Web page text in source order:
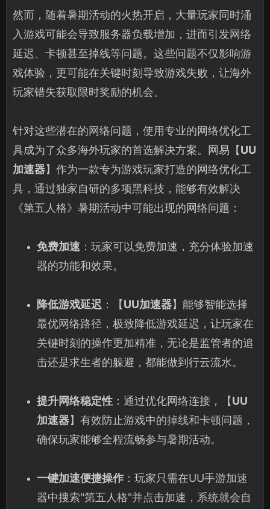
然而，随着暑期活动的火热开启，大量玩家同时涌
入游戏可能会导致服务器负载增加，进而引发网络
延迟、卡顿甚至掉线等问题。这些问题不仅影响游
戏体验，更可能在关键时刻导致游戏失败，让海外
玩家错失获取限时奖励的机会。
针对这些潜在的网络问题，使用专业的网络优化工
具成为了众多海外玩家的首选解决方案。网易【UU
加速器】作为一款专为游戏玩家打造的网络优化工
具，通过独家自研的多项黑科技，能够有效解决
《第五人格》暑期活动中可能出现的网络问题：
免费加速：玩家可以免费加速，充分体验加速
器的功能和效果。
降低游戏延迟：【UU加速器】能够智能选择
最优网络路径，极致降低游戏延迟，让玩家在
关键时刻的操作更加精准，无论是监管者的追
击还是求生者的躲避，都能做到行云流水。
提升网络稳定性：通过优化网络连接，【UU
加速器】有效防止游戏中的掉线和卡顿问题，
确保玩家能够全程流畅参与暑期活动。
一键加速便捷操作：玩家只需在UU手游加速
器中搜索"第五人格"并点击加速，系统就会自